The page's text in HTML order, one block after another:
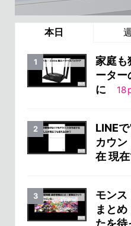
本日
家庭
ーター
に
18
LINE
カウ
在 現
モンス
まと
たを待